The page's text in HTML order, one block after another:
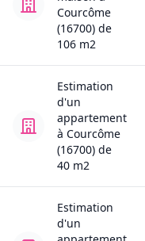
Courcôme
(16700) de
106 m2
Estimation
d'un
appartement
à Courcôme
(16700) de
40 m2
Estimation
d'un